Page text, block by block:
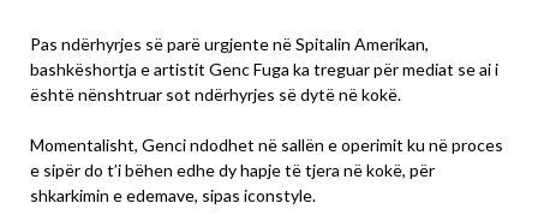
Pas ndërhyrjes së parë urgjente në Spitalin Amerikan,
bashkëshortja e artistit Genc Fuga ka treguar për mediat se ai i
është nënshtruar sot ndërhyrjes së dytë në kokë.
Momentalisht, Genci ndodhet në sallën e operimit ku në proces
e sipër do t’i bëhen edhe dy hapje të tjera në kokë, për
shkarkimin e edemave, sipas iconstyle.